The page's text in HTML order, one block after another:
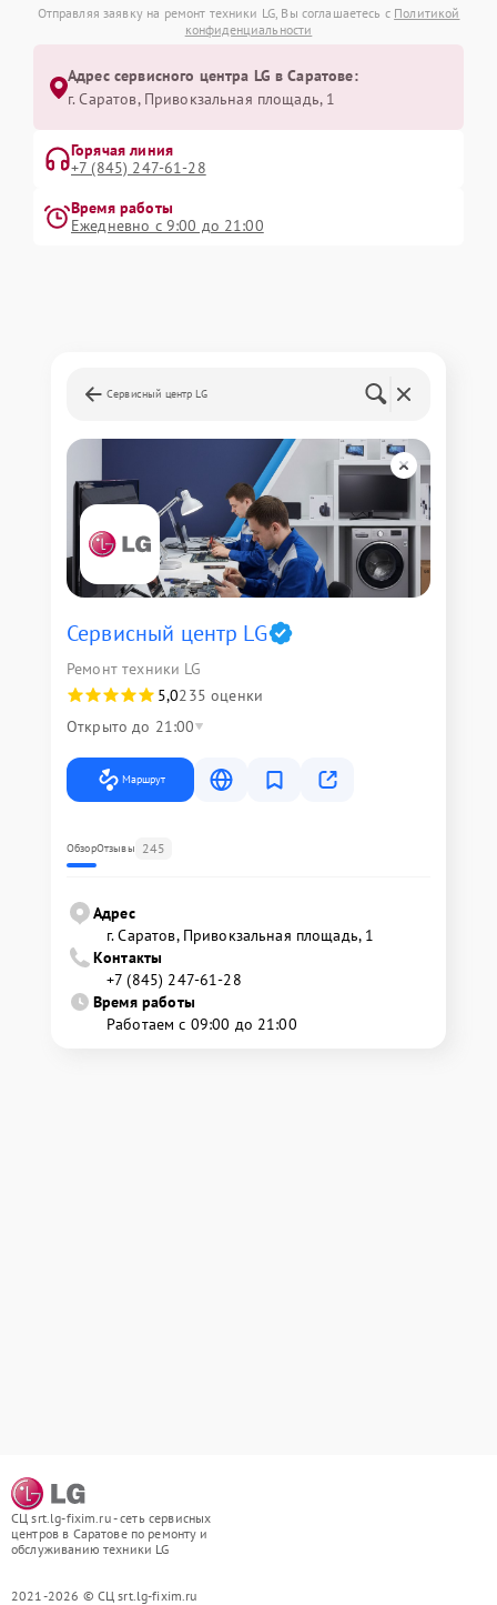
Отправляя заявку на ремонт техники LG, Вы соглашаетесь с Политикой
конфиденциальности
Адрес сервисного центра LG в Саратове:
г. Саратов, Привокзальная площадь, 1
Горячая линия
+7 (845) 247-61-28
Время работы
Ежедневно с 9:00 до 21:00
Сервисный центр LG
Сервисный центр LG
Ремонт техники LG
5,0235 оценки
Открыто до 21:00
Маршрут
ОбзорОтзывы 245
Адрес
г. Саратов, Привокзальная площадь, 1
Контакты
+7 (845) 247-61-28
Время работы
Работаем с 09:00 до 21:00
СЦ srt.lg-fixim.ru - сеть сервисных
центров в Саратове по ремонту и
обслуживанию техники LG
2021-2026 © СЦ srt.lg-fixim.ru